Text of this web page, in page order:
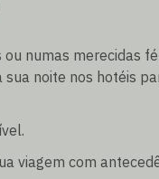
numas merecidas
noite nos hotéis
viagem com